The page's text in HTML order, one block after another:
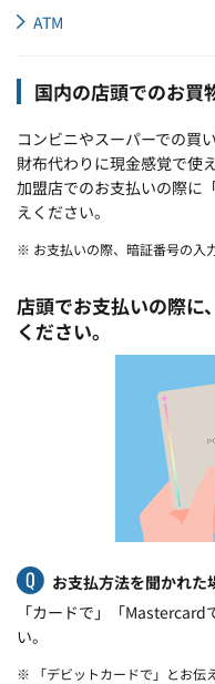
ATM
国内の店頭でのお買
コンビニやスーパーでの買
財布代わりに現金感覚で使え
加盟店でのお支払いの際に
えください。
※ お支払いの際、暗証番号の入
店頭でお支払いの際に
ください。
お支払方法を聞かれた
「カードで」「
い。
※ 「デビットカードで」とお伝